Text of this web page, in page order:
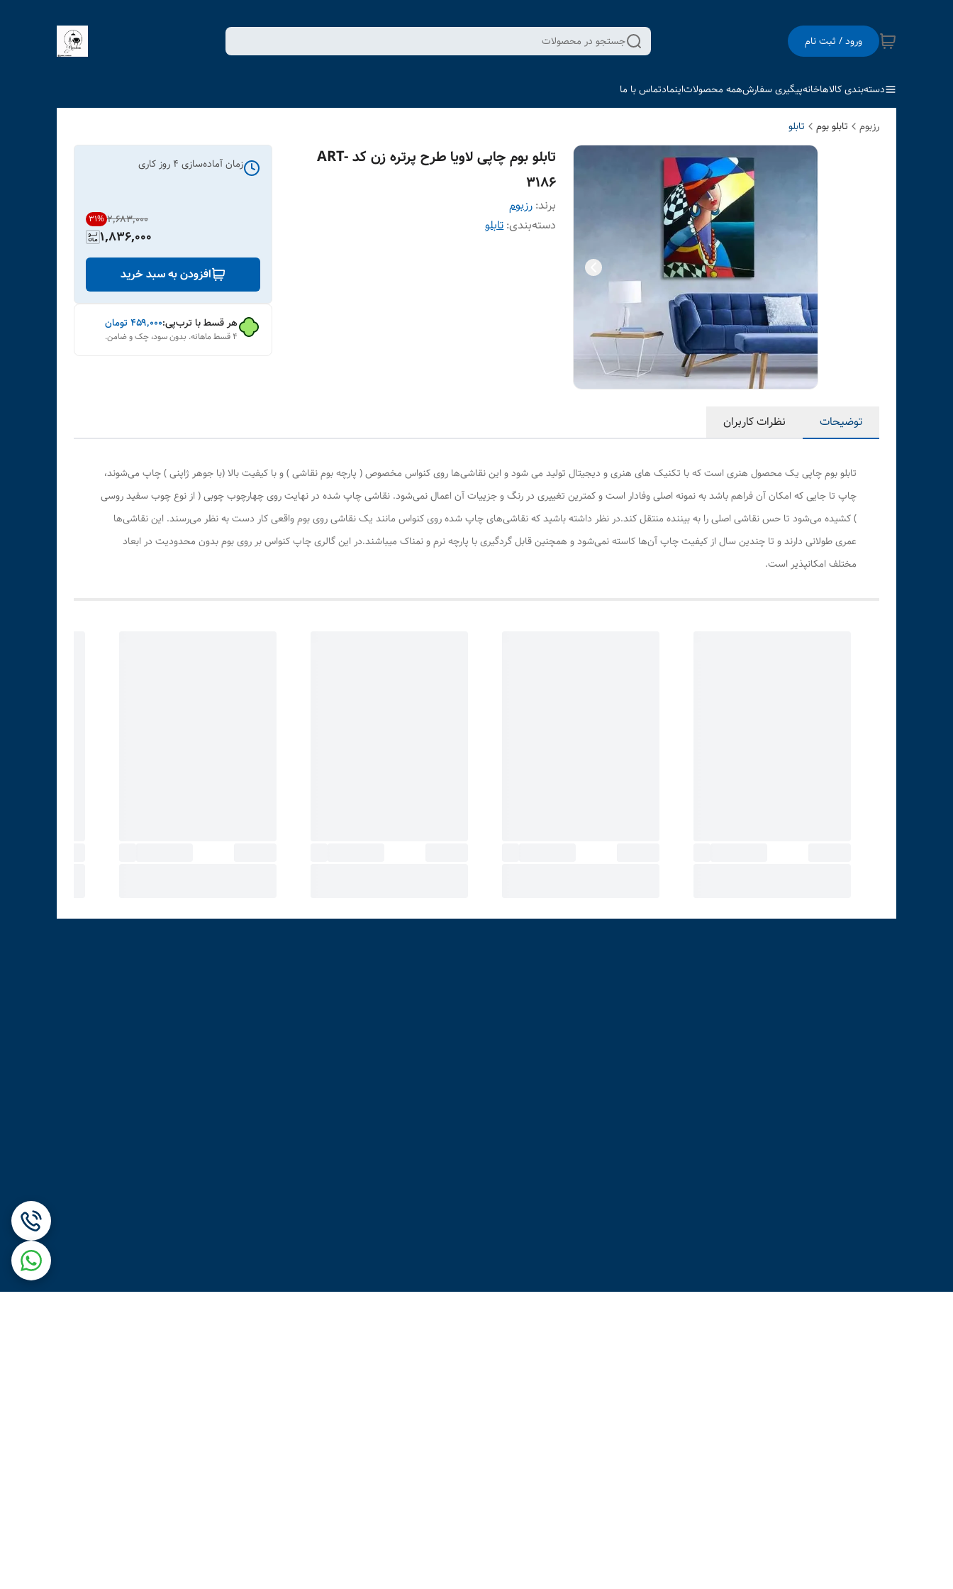
ورود / ثبت نام جستجو در محصولات
دسته‌بندی کالاهاخانهپیگیری سفارشهمه محصولاتاینمادتماس با ما
رزبوم تابلو بوم تابلو
تابلو بوم چاپی لاویا طرح پرتره زن کد ART-
3186
برند: رزبوم
دسته‌بندی:تابلو
زمان آماده‌سازی 4 روز کاری
۲٬۶۸۳٬۰۰۰ 31%
1,836,000
افزودن به سبد خرید
هر قسط با ترب‌پی:۴۵۹٬۰۰۰ تومان
۴ قسط ماهانه. بدون سود، چک و ضامن.
توضیحات نظرات کاربران
تابلو بوم چاپی یک محصول هنری است که با تکنیک های هنری و دیجیتال تولید می شود و این نقاشی‌ها روی کنواس مخصوص ( پارچه بوم نقاشی ) و با کیفیت بالا (با جوهر ژاپنی ) چاپ می‌شوند،
چاپ تا جایی که امکان آن فراهم باشد به نمونه اصلی وفادار است و کمترین تغییری در رنگ و جزییات آن اعمال نمی‌شود. نقاشی چاپ شده در نهایت روی چهارچوب چوبی ( از نوع چوب سفید روسی
) کشیده می‌شود تا حس نقاشی اصلی را به بیننده منتقل کند.در نظر داشته باشید که نقاشی‌های چاپ شده روی کنواس مانند یک نقاشی روی بوم واقعی کار دست به نظر می‌رسند. این نقاشی‌ها
عمری طولانی دارند و تا چندین سال از کیفیت چاپ آن‌ها کاسته نمی‌شود و همچنین قابل گردگیری با پارچه نرم و نمناک میباشند.در این گالری چاپ کنواس بر روی بوم بدون محدودیت در ابعاد
مختلف امکانپذیر است.